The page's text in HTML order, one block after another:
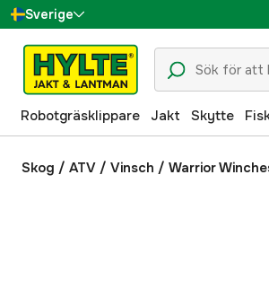
Sverige
Danmark
Suomi
Norge
Deutschland
Robotgräsklippare Jakt Skytte
Skog / ATV / Vinsch / Warrior